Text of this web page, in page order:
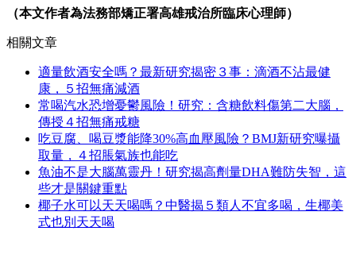
（本文作者為法務部矯正署高雄戒治所臨床心理師）
相關文章
適量飲酒安全嗎？最新研究揭密３事：滴酒不沾最健
康，５招無痛減酒
常喝汽水恐增憂鬱風險！研究：含糖飲料傷第二大腦，
傳授４招無痛戒糖
吃豆腐、喝豆漿能降30%高血壓風險？BMJ新研究曝攝
取量，４招脹氣族也能吃
魚油不是大腦萬靈丹！研究揭高劑量DHA難防失智，這
些才是關鍵重點
椰子水可以天天喝嗎？中醫揭５類人不宜多喝，生椰美
式也別天天喝